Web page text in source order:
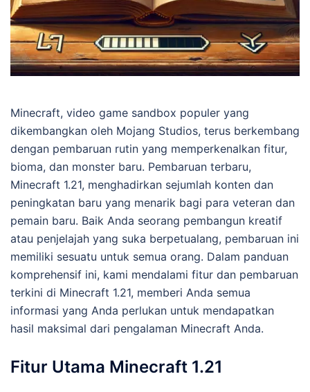
Minecraft, video game sandbox populer yang
dikembangkan oleh Mojang Studios, terus berkembang
dengan pembaruan rutin yang memperkenalkan fitur,
bioma, dan monster baru. Pembaruan terbaru,
Minecraft 1.21, menghadirkan sejumlah konten dan
peningkatan baru yang menarik bagi para veteran dan
pemain baru. Baik Anda seorang pembangun kreatif
atau penjelajah yang suka berpetualang, pembaruan ini
memiliki sesuatu untuk semua orang. Dalam panduan
komprehensif ini, kami mendalami fitur dan pembaruan
terkini di Minecraft 1.21, memberi Anda semua
informasi yang Anda perlukan untuk mendapatkan
hasil maksimal dari pengalaman Minecraft Anda.
Fitur Utama Minecraft 1.21